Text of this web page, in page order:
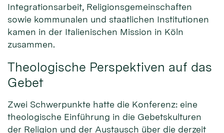
Integrationsarbeit, Religionsgemeinschaften
sowie kommunalen und staatlichen Institutionen
kamen in der Italienischen Mission in Köln
zusammen.
Theologische Perspektiven auf das
Gebet
Zwei Schwerpunkte hatte die Konferenz: eine
theologische Einführung in die Gebetskulturen
der Religion und der Austausch über die derzeit